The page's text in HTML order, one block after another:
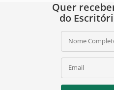
Quer
do
Nome
Email